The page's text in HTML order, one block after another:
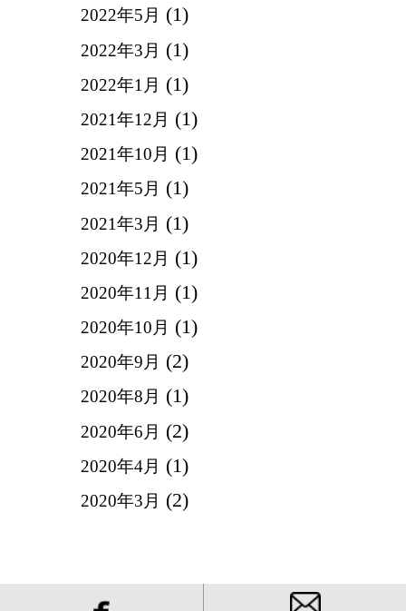
2022年5月 (1)
2022年3月 (1)
2022年1月 (1)
2021年12月 (1)
2021年10月 (1)
2021年5月 (1)
2021年3月 (1)
2020年12月 (1)
2020年11月 (1)
2020年10月 (1)
2020年9月 (2)
2020年8月 (1)
2020年6月 (2)
2020年4月 (1)
2020年3月 (2)